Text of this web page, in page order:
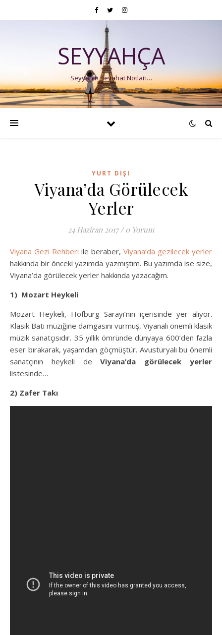
SEYYAHÇA
Seyyahın Seyahat Notları…
YURT DIŞI
Viyana’da Görülecek
Yerler
24 Haziran 2017 / 0 Yorum
Viyana Gezi Rehberi ile beraber, Viyana’da gezilecek yerler
hakkında bir önceki yazımda yazmıştım. Bu yazımda ise size,
Viyana’da görülecek yerler hakkında yazacağım.
1) Mozart Heykeli
Mozart Heykeli, Hofburg Sarayı’nın içerisinde yer alıyor.
Klasik Batı müziğine damgasını vurmuş, Viyanalı önemli klasik
müzik sanatçısıdır. 35 yıllık ömründe dünyaya 600’den fazla
eser bırakarak, yaşamdan göçmüştür. Avusturyalı bu önemli
sanatçının heykeli deViyana’da görülecek yerler
listesinde…
2) Zafer Takı